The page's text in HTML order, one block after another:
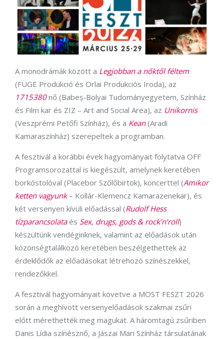
A monodrámák között a Legjobban a nőktől féltem
(FÜGE Produkció és Orlai Produkciós Iroda), az
1715380nő (Babeș-Bolyai Tudományegyetem, Színház
és Film kar és ZIZ – Art and Social Area), az Unikornis
(Veszprémi Petőfi Színház), és a Kean(Aradi
Kamaraszínház) szerepeltek a programban.
A fesztivál a korábbi évek hagyományait folytatva OFF
Programsorozattal is kiegészült, amelynek keretében
borkóstolóval (Placebor Szőlőbirtok), koncerttel (Amikor
ketten vagyunk– Kollár-Klemencz Kamarazenekar), és
két versenyen kívüli előadással (Rudolf Hess
tízparancsolataés Sex, drugs, gods & rock’n’roll)
készültünk vendéginknek, valamint az előadások után
közönségtalálkozó keretében beszélgethettek az
érdeklődők az előadásokat létrehozó színészekkel,
rendezőkkel.
A fesztivál hagyományait követve a MOST FESZT 2026
során a meghívott versenyelőadások szakmai zsűri
előtt mérethették meg magukat. A háromtagú zsűriben
Danis Lídia színésznő, a Jászai Mari Színház társulatának